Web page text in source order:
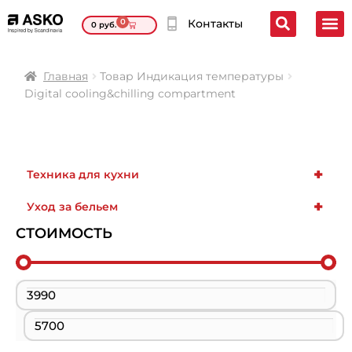
0руб. 0 Контакты
Главная
Товар Индикация температуры
Digital cooling&chilling compartment
+
Техника для кухни
+
Уход за бельем
СТОИМОСТЬ